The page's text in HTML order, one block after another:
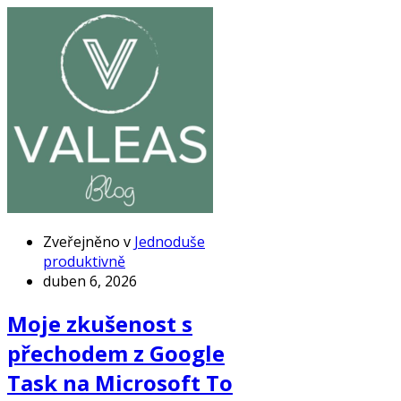
Zveřejněno v Jednoduše
produktivně
duben 6, 2026
Moje zkušenost s
přechodem z Google
Task na Microsoft To